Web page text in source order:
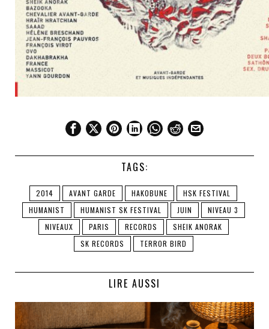
TAGS:
2014 AVANT GARDE HAKOBUNE
HSK FESTIVAL
HUMANIST
HUMANIST SK FESTIVAL JUIN
NIVEAU 3
NIVEAUX
PARIS RECORDS
SHEIK ANORAK
SK RECORDS
TERROR BIRD
LIRE AUSSI